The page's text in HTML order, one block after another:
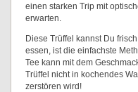
einen starken Trip mit
erwarten.
Diese Trüffel kannst Du
essen, ist die einfachste
Tee kann mit dem
Trüffel nicht in kochendes
zerstören wird!